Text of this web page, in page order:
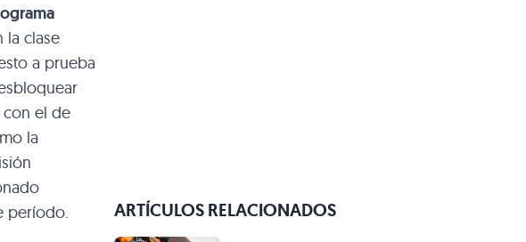
la clase
a prueba
con el de
la
período.
ARTÍCULOS RELACIONADOS